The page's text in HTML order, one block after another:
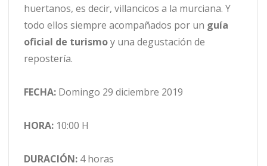
huertanos, es decir, villancicos a la murciana. Y
todo ellos siempre acompañados por un guía
oficial de turismoy una degustación de
repostería.
FECHA: Domingo 29 diciembre 2019
HORA: 10:00 H
DURACIÓN: 4 horas